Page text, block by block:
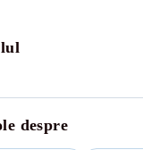
despre